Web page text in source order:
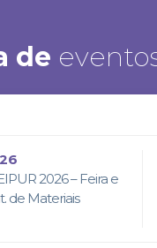
de
2026 – Feira e
de Materiais